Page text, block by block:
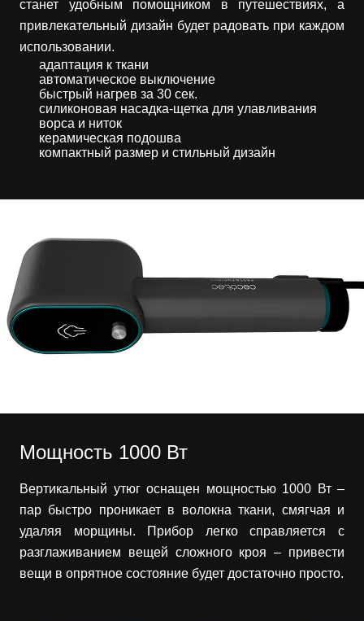
станет удобным помощником в путешествиях, а
привлекательный дизайн будет радовать при каждом
использовании.
адаптация к ткани
автоматическое выключение
быстрый нагрев за 30 сек.
силиконовая насадка-щетка для улавливания
ворса и ниток
керамическая подошва
компактный размер и стильный дизайн
Мощность 1000 Вт
Вертикальный утюг оснащен мощностью 1000 Вт –
пар быстро проникает в волокна ткани, смягчая и
удаляя морщины. Прибор легко справляется с
разглаживанием вещей сложного кроя – привести
вещи в опрятное состояние будет достаточно просто.